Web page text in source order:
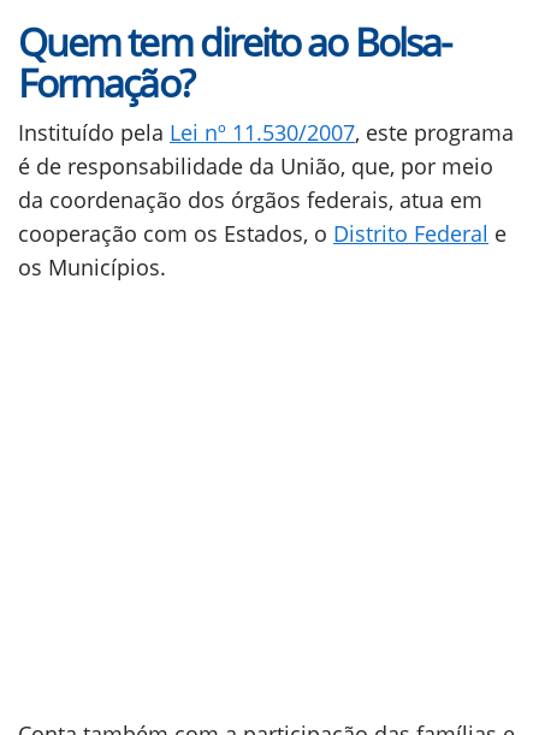
Quem tem direito ao Bolsa-
Formação?
Instituído pela Lei nº 11.530/2007, este programa
é de responsabilidade da União, que, por meio
da coordenação dos órgãos federais, atua em
cooperação com os Estados, o Distrito Federal e
os Municípios.